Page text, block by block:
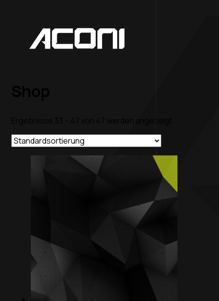
Ergebnisse 33 – 47 von 47 werden angezeigt